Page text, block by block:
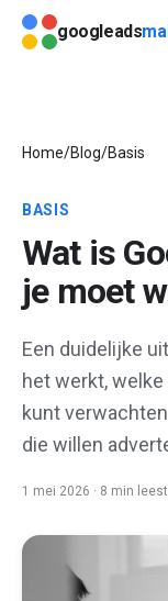
Direct naar content
googleads
Veelgestelde
Offerte
Contact
Home/Blog/Basis
BASIS
Wat is
je moet
Een duidelijke
het werkt,
kunt
die willen
1 mei 2026 · 8 min